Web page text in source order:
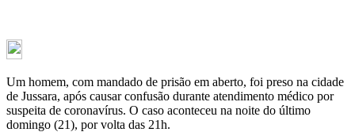
Um homem, com mandado de prisão em aberto, foi preso na cidade
de Jussara, após causar confusão durante atendimento médico por
suspeita de coronavírus. O caso aconteceu na noite do último
domingo (21), por volta das 21h.